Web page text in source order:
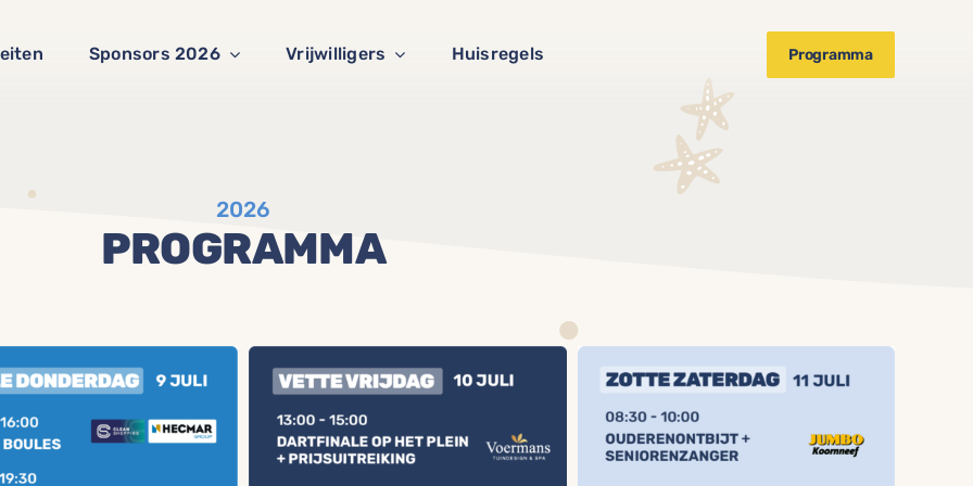
Sponsors 2026 Vrijwilligers Huisregels Programma
2026
PROGRAMMA